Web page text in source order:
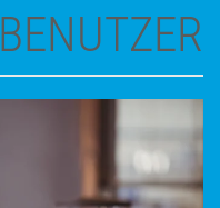
BENUTZER